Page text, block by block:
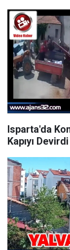
Isparta'da
Kapıyı Devirdi